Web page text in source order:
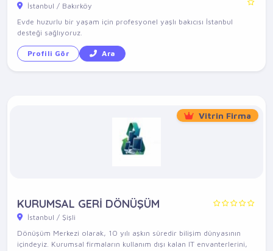
İstanbul / Bakırköy
Evde huzurlu bir yaşam için profesyonel yaşlı bakıcısı İstanbul
desteği sağlıyoruz.
Profili Gör Ara
Vitrin Firma
KURUMSAL GERİ DÖNÜŞÜM
İstanbul / Şişli
Dönüşüm Merkezi olarak, 10 yılı aşkın süredir bilişim dünyasının
içindeyiz. Kurumsal firmaların kullanım dışı kalan IT envanterlerini,